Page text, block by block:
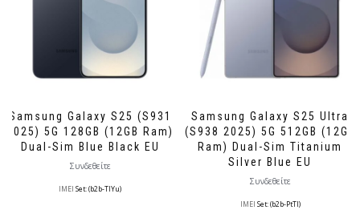
Samsung Galaxy S25 (S931
2025) 5G 128GB (12GB Ram)
Dual-Sim Blue Black EU
Συνδεθείτε
IMEI Set: (b2b-TlYu)
Samsung Galaxy S25 Ultra
(S938 2025) 5G 512GB (12GB
Ram) Dual-Sim Titanium
Silver Blue EU
Συνδεθείτε
IMEI Set: (b2b-PtTl)